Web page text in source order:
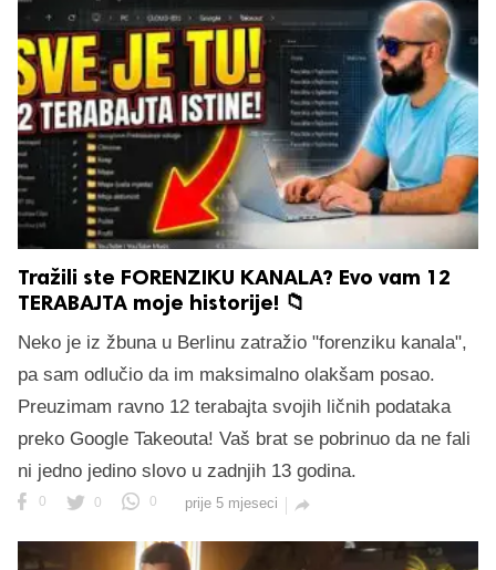
Tražili ste FORENZIKU KANALA? Evo vam 12
TERABAJTA moje historije! 📁
Neko je iz žbuna u Berlinu zatražio "forenziku kanala",
pa sam odlučio da im maksimalno olakšam posao.
Preuzimam ravno 12 terabajta svojih ličnih podataka
preko Google Takeouta! Vaš brat se pobrinuo da ne fali
ni jedno jedino slovo u zadnjih 13 godina.
0 0 0 prije 5 mjeseci 